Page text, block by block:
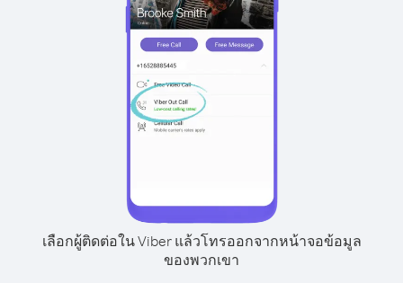
เลือกผู้ติดต่อใน Viber แล้วโทรออกจากหน้าจอข้อมูล
ของพวกเขา